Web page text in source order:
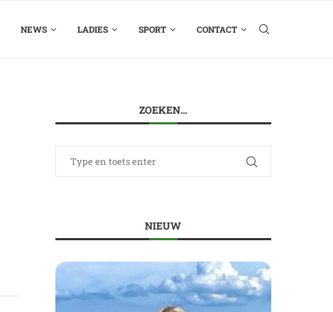
NEWS LADIES SPORT CONTACT
ZOEKEN…
NIEUW